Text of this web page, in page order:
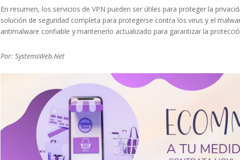
En resumen, los servicios de VPN pueden ser útiles para proteger la
solución de seguridad completa para protegerse contra los virus y el
antimalware confiable y mantenerlo actualizado para garantizar la
Por: SystemsWeb.Net